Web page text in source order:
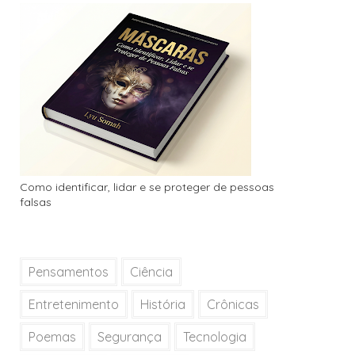
Como identificar, lidar e se proteger de pessoas
falsas
Pensamentos Ciência
Entretenimento História Crônicas
Poemas Segurança Tecnologia